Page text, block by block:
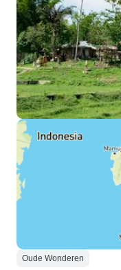
Oude Wonderen